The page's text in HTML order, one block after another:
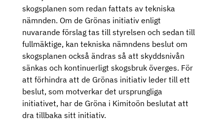
skogsplanen som redan fattats av tekniska
nämnden. Om de Grönas initiativ enligt
nuvarande förslag tas till styrelsen och sedan till
fullmäktige, kan tekniska nämndens beslut om
skogsplanen också ändras så att skyddsnivån
sänkas och kontinuerligt skogsbruk överges. För
att förhindra att de Grönas initiativ leder till ett
beslut, som motverkar det ursprungliga
initiativet, har de Gröna i Kimitoön beslutat att
dra tillbaka sitt initiativ.